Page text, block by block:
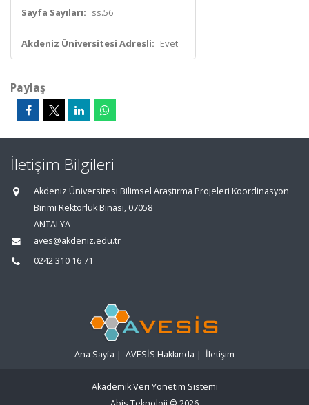
Sayfa Sayıları: ss.56
Akdeniz Üniversitesi Adresli: Evet
Paylaş
İletişim Bilgileri
Akdeniz Üniversitesi Bilimsel Araştırma Projeleri Koordinasyon
Birimi Rektörlük Binası, 07058
ANTALYA
aves@akdeniz.edu.tr
0242 310 16 71
Ana Sayfa | AVESİS Hakkında | İletişim
Akademik Veri Yönetim Sistemi